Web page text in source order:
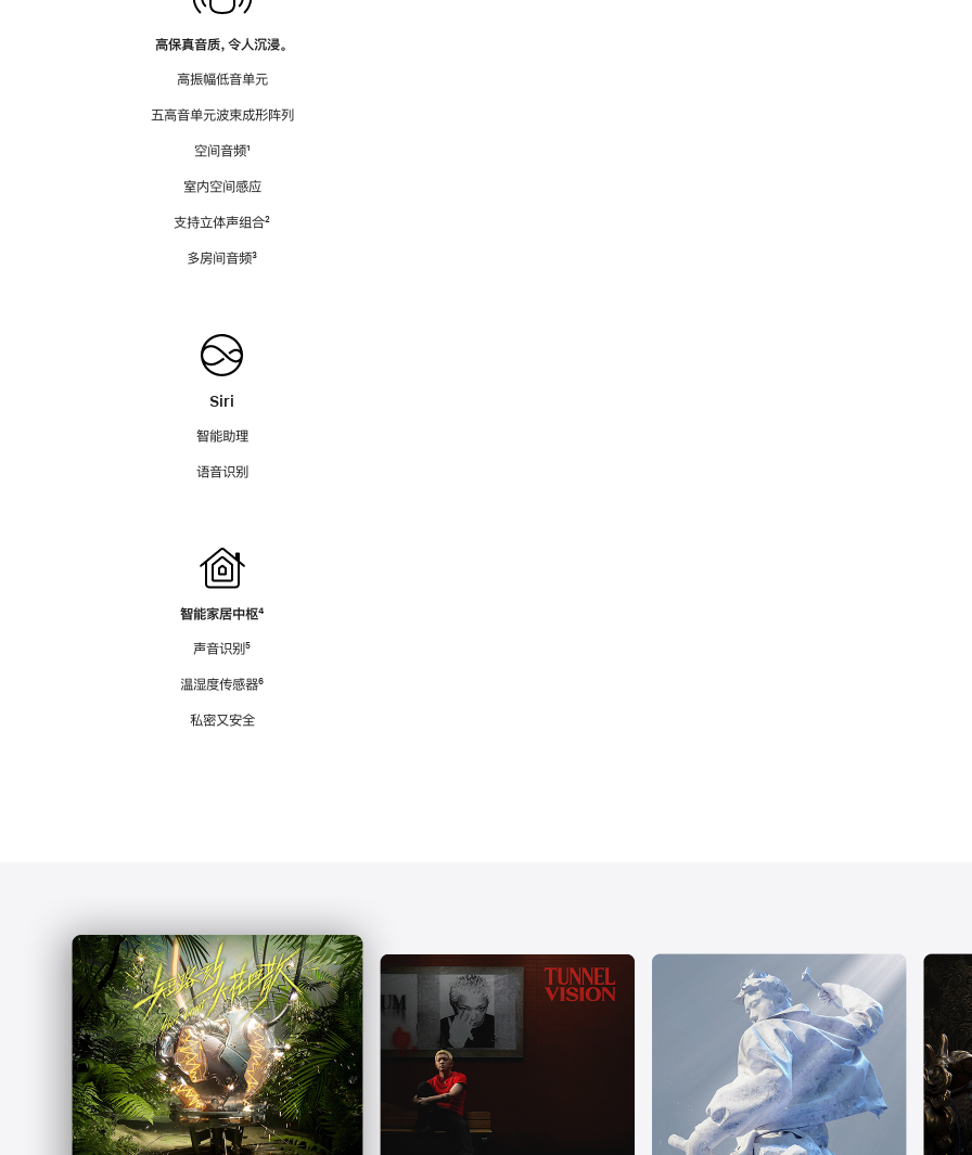
高保真音质，令人沉浸。
高振幅低音单元
五高音单元波束成形阵列
空间音频脚
¹
室内空间感应
支持立体声组合脚
²
多房间音频脚
³
Siri
智能助理
语音识别
智能家居中枢脚
⁴
声音识别脚
⁵
温湿度传感器脚
⁶
私密又安全